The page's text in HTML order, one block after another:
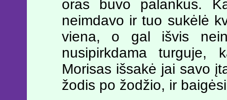
oras buvo palankus.
neimdavo ir tuo sukėlė
viena, o gal išvis
nusipirkdama
Morisas išsakė jai savo
žodis po žodžio, ir